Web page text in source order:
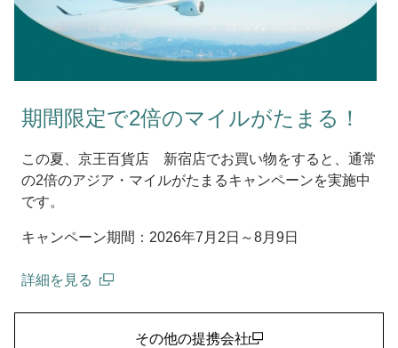
期間限定で2倍のマイルがたまる！
この夏、京王百貨店 新宿店でお買い物をすると、通常
の2倍のアジア・マイルがたまるキャンペーンを実施中
です。
キャンペーン期間：2026年7月2日～8月9日
詳細を見る
その他の提携会社